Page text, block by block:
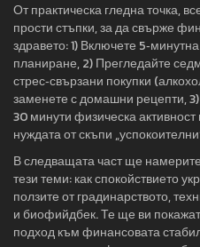
От практическа гледна точка,
прости стъпки, за да свърже
здравето: 1) Включете
планиране, 2) Прегледайте
стрес‑свързани покупки
заменете с домашни рецепти,
30 минути физическа
нуждата от скъпи
В следващата част ще
тези теми: как спокойствието
ползите от градинарството,
и биофийдбек. Те ще ви
подход към финансовата